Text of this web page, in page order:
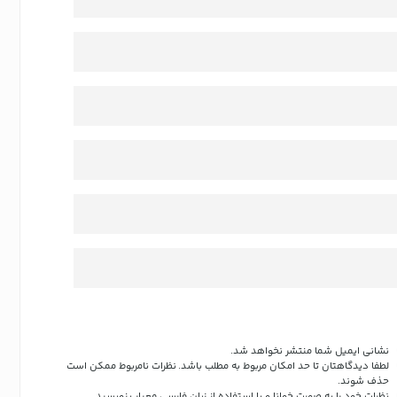
نشانی ایمیل شما منتشر نخواهد شد.
لطفا دیدگاهتان تا حد امکان مربوط به مطلب باشد. نظرات نامربوط ممکن است
حذف شوند.